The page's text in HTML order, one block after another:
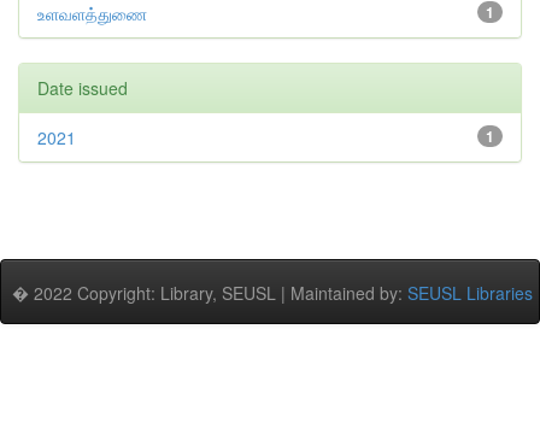
1
உளவளத்துணை
Date issued
1
2021
� 2022 Copyright: Library, SEUSL | Maintained by: SEUSL Libraries